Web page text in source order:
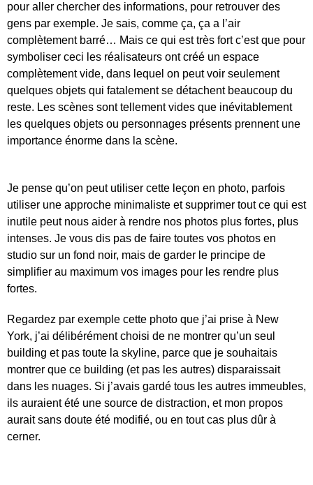
pour aller chercher des informations, pour retrouver des
gens par exemple. Je sais, comme ça, ça a l’air
complètement barré… Mais ce qui est très fort c’est que pour
symboliser ceci les réalisateurs ont créé un espace
complètement vide, dans lequel on peut voir seulement
quelques objets qui fatalement se détachent beaucoup du
reste. Les scènes sont tellement vides que inévitablement
les quelques objets ou personnages présents prennent une
importance énorme dans la scène.
Je pense qu’on peut utiliser cette leçon en photo, parfois
utiliser une approche minimaliste et supprimer tout ce qui est
inutile peut nous aider à rendre nos photos plus fortes, plus
intenses. Je vous dis pas de faire toutes vos photos en
studio sur un fond noir, mais de garder le principe de
simplifier au maximum vos images pour les rendre plus
fortes.
Regardez par exemple cette photo que j’ai prise à New
York, j’ai délibérément choisi de ne montrer qu’un seul
building et pas toute la skyline, parce que je souhaitais
montrer que ce building (et pas les autres) disparaissait
dans les nuages. Si j’avais gardé tous les autres immeubles,
ils auraient été une source de distraction, et mon propos
aurait sans doute été modifié, ou en tout cas plus dûr à
cerner.